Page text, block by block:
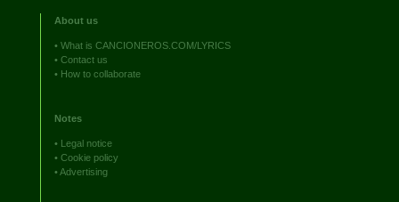
About us
• What is CANCIONEROS.COM/LYRICS
• Contact us
• How to collaborate
Notes
•
Legal notice
• Cookie policy
•Advertising